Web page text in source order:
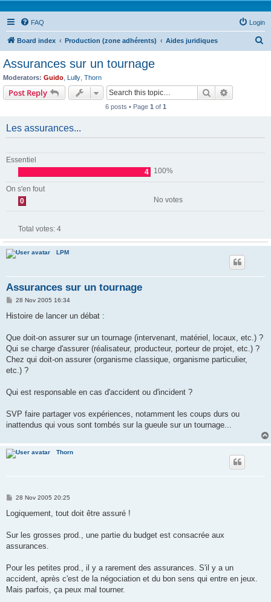
FAQ Login
Board index Production (zone adhérents) Aides juridiques
Assurances sur un tournage
Moderators: Guido Lully Thorn
Post Reply Search
6 posts • Page 1 of 1
Les assurances...
Essentiel
4
100%
On s'en fout
0
No votes
Total votes: 4
LPM
Assurances sur un tournage
P
s
28 Nov 2005 16:34
Histoire de lancer un débat :
Que doit-on assurer sur un tournage (intervenant, matériel, locaux, etc.) ?
Qui se charge d'assurer (réalisateur, producteur, porteur de projet, etc.) ?
Chez qui doit-on assurer (organisme classique, organisme particulier,
etc.) ?
Qui est responsable en cas d'accident ou d'incident ?
SVP faire partager vos expériences, notamment les coups durs ou
inattendus qui vous sont tombés sur la gueule sur un tournage...
Thorn
P
s
28 Nov 2005 20:25
Logiquement, tout doit être assuré !
Sur les grosses prod., une partie du budget est consacrée aux
assurances.
Pour les petites prod., il y a rarement des assurances. S'il y a un
accident, après c'est de la négociation et du bon sens qui entre en jeux.
Mais parfois, ça peux mal tourner.